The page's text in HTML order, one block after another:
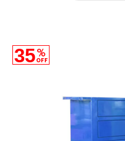
35%
OFF